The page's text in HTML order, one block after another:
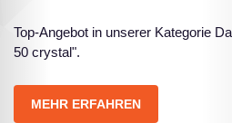
Top-Angebot in unserer Kategorie
50 crystal".
MEHR ERFAHREN